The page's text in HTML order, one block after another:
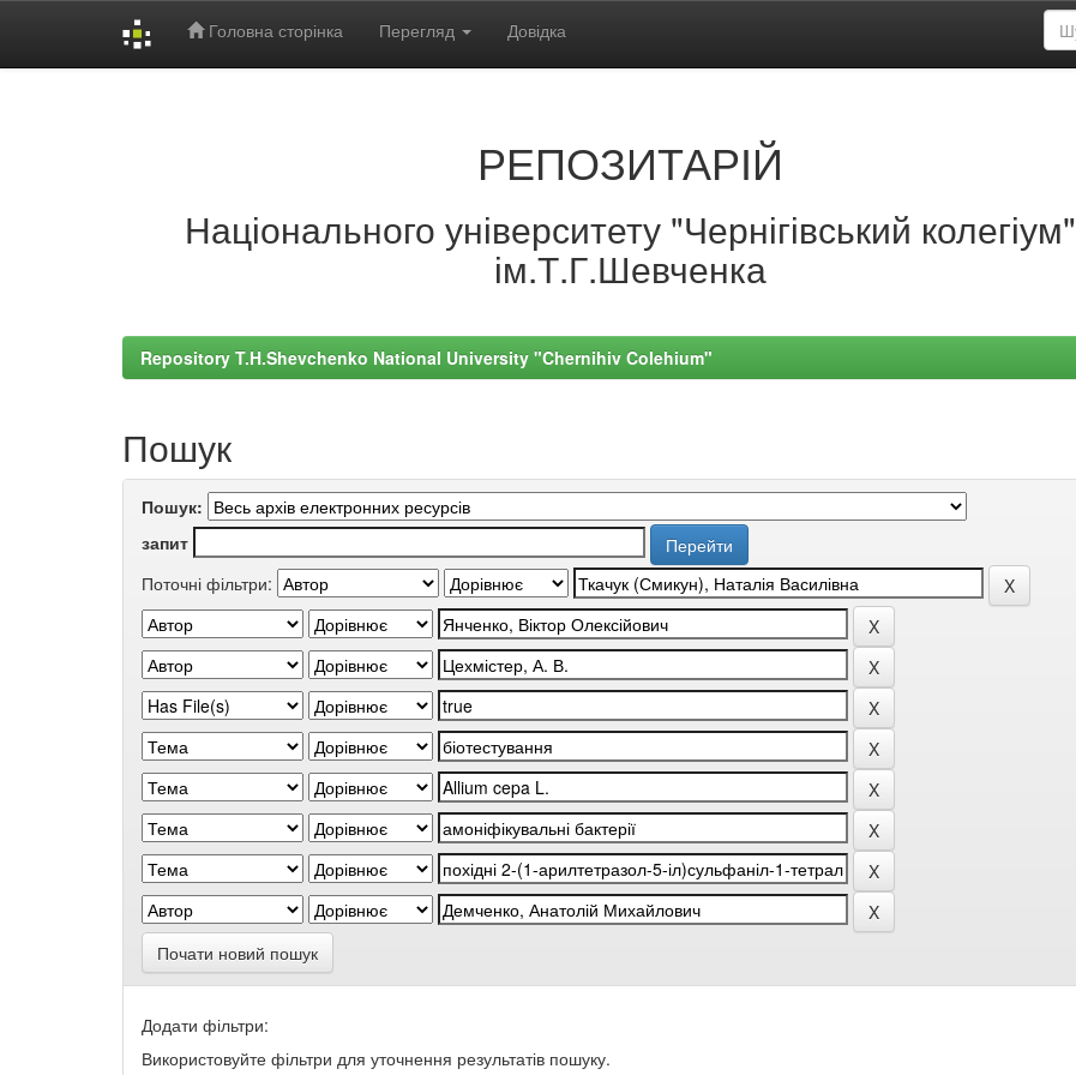
Головна сторінка Перегляд Довідка
РЕПОЗИТАРІЙ
Національного університету "Чернігівський колегіум"
ім.Т.Г.Шевченка
Repository T.H.Shevchenko National University "Chernihiv Colehium"
Пошук
Пошук:
запит
Поточні фільтри:
Почати новий пошук
Додати фільтри:
Використовуйте фільтри для уточнення результатів пошуку.